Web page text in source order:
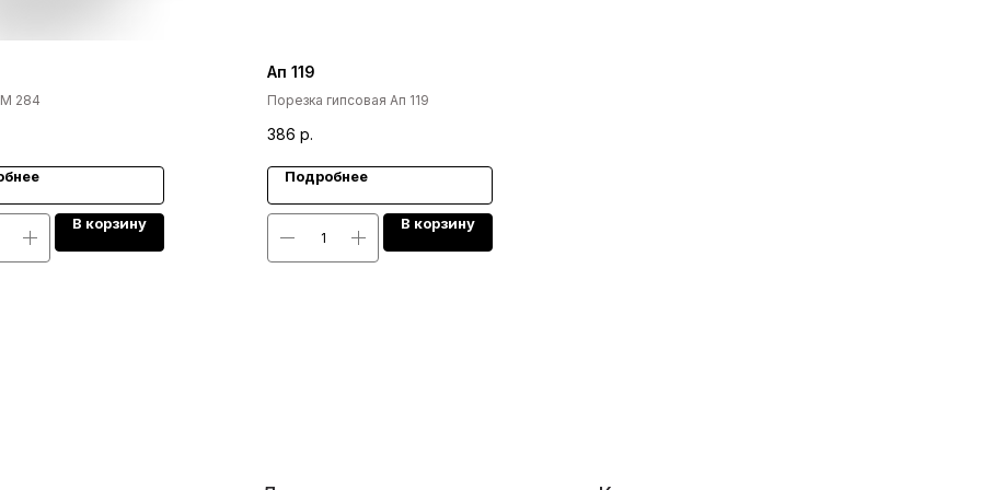
284
В корзину
Ап 119
Порезка гипсовая Ап 119
386 р.
Подробнее
В корзину